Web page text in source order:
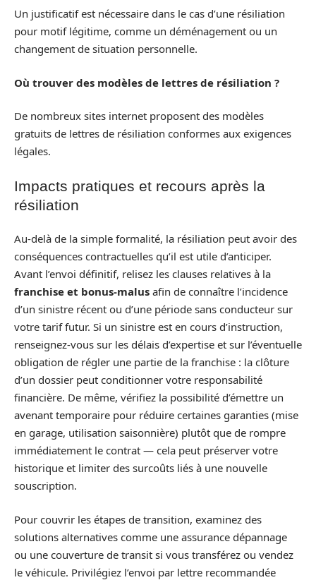
Un justificatif est nécessaire dans le cas d’une résiliation
pour motif légitime, comme un déménagement ou un
changement de situation personnelle.
Où trouver des modèles de lettres de résiliation ?
De nombreux sites internet proposent des modèles
gratuits de lettres de résiliation conformes aux exigences
légales.
Impacts pratiques et recours après la
résiliation
Au-delà de la simple formalité, la résiliation peut avoir des
conséquences contractuelles qu’il est utile d’anticiper.
Avant l’envoi définitif, relisez les clauses relatives à la
franchise et bonus-malus afin de connaître l’incidence
d’un sinistre récent ou d’une période sans conducteur sur
votre tarif futur. Si un sinistre est en cours d’instruction,
renseignez‑vous sur les délais d’expertise et sur l’éventuelle
obligation de régler une partie de la franchise : la clôture
d’un dossier peut conditionner votre responsabilité
financière. De même, vérifiez la possibilité d’émettre un
avenant temporaire pour réduire certaines garanties (mise
en garage, utilisation saisonnière) plutôt que de rompre
immédiatement le contrat — cela peut préserver votre
historique et limiter des surcoûts liés à une nouvelle
souscription.
Pour couvrir les étapes de transition, examinez des
solutions alternatives comme une assurance dépannage
ou une couverture de transit si vous transférez ou vendez
le véhicule. Privilégiez l’envoi par lettre recommandée